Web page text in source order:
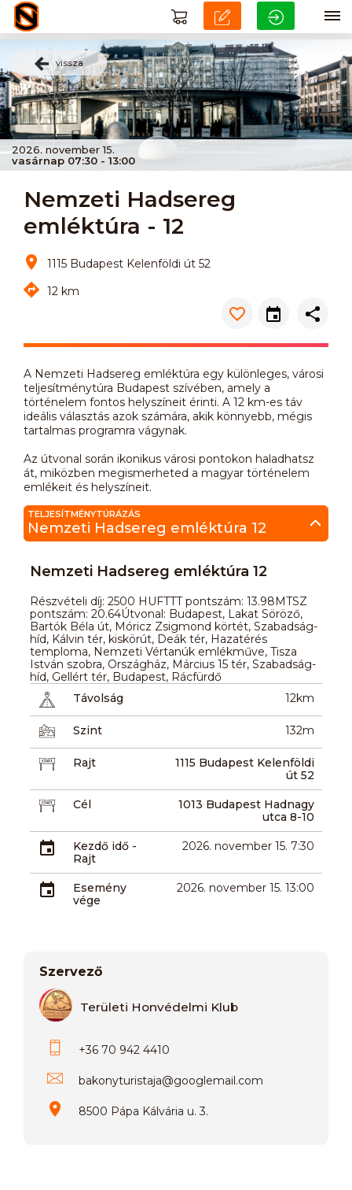
vissza
2026. november 15.
vasárnap 07:30 - 13:00
Nemzeti Hadsereg
emléktúra - 12
1115 Budapest Kelenföldi út 52
12 km
A Nemzeti Hadsereg emléktúra egy különleges, városi
teljesítménytúra Budapest szívében, amely a
történelem fontos helyszíneit érinti. A 12 km-es táv
ideális választás azok számára, akik könnyebb, mégis
tartalmas programra vágynak.
Az útvonal során ikonikus városi pontokon haladhatsz
át, miközben megismerheted a magyar történelem
emlékeit és helyszíneit.
TELJESÍTMÉNYTÚRÁZÁS
Nemzeti Hadsereg emléktúra 12
Nemzeti Hadsereg emléktúra 12
Részvételi díj: 2500 HUFTTT pontszám: 13.98MTSZ
pontszám: 20.64Útvonal: Budapest, Lakat Söröző,
Bartók Béla út, Móricz Zsigmond körtét, Szabadság-
híd, Kálvin tér, kiskörút, Deák tér, Hazatérés
temploma, Nemzeti Vértanúk emlékműve, Tisza
István szobra, Országház, Március 15 tér, Szabadság-
híd, Gellért tér, Budapest, Rácfürdő
Távolság
12km
Szint 132m
Rajt
1115 Budapest Kelenföldi
út 52
Cél
1013 Budapest Hadnagy
utca 8-10
Kezdő idő -
Rajt
2026. november 15. 7:30
Esemény
vége
2026. november 15. 13:00
Szervező
Területi Honvédelmi Klub
+36 70 942 4410
bakonyturistaja@googlemail.com
8500 Pápa Kálvária u. 3.